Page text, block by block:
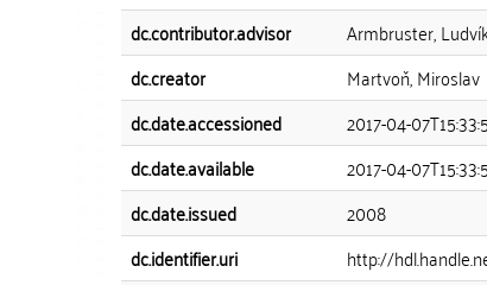
dc.contributor.advisor
Armbruster,
dc.creator
Martvoň, Miroslav
dc.date.accessioned
2017-04-
dc.date.available
2017-04-
dc.date.issued
2008
dc.identifier.uri
http://